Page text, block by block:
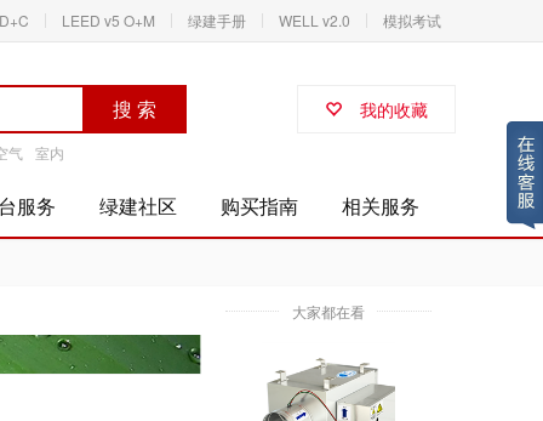
LEED v5 O+M 绿建手册 WELL v2.0 模拟考试
服务 绿建社区 购买指南 相关服务
搜 索
气 室内
我的收藏
大家都在看